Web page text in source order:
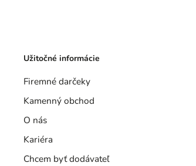
Užitočné informácie
Firemné darčeky
Kamenný obchod
O nás
Kariéra
Chcem byť dodávateľ